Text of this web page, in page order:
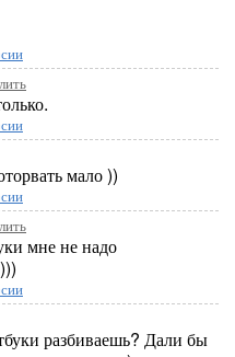
мало ))
мне не надо
разбиваешь? Дали бы